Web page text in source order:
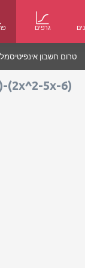
גרפים
טרום חשבון
(2x^2-5x-6)